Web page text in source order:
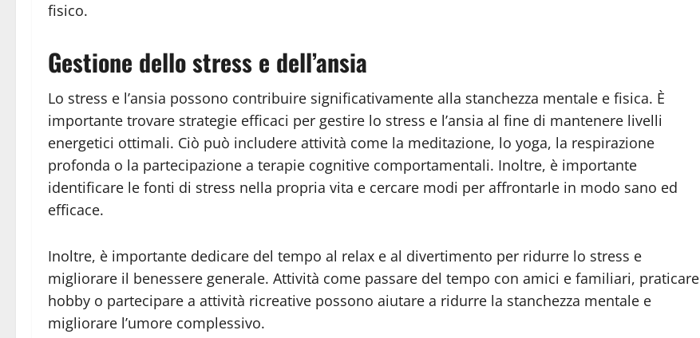
fisico.
Gestione dello stress e dell’ansia
Lo stress e l’ansia possono contribuire significativamente alla stanchezza mentale e fisica. È
importante trovare strategie efficaci per gestire lo stress e l’ansia al fine di mantenere livelli
energetici ottimali. Ciò può includere attività come la meditazione, lo yoga, la respirazione
profonda o la partecipazione a terapie cognitive comportamentali. Inoltre, è importante
identificare le fonti di stress nella propria vita e cercare modi per affrontarle in modo sano ed
efficace.
Inoltre, è importante dedicare del tempo al relax e al divertimento per ridurre lo stress e
migliorare il benessere generale. Attività come passare del tempo con amici e familiari, praticare
hobby o partecipare a attività ricreative possono aiutare a ridurre la stanchezza mentale e
migliorare l’umore complessivo.